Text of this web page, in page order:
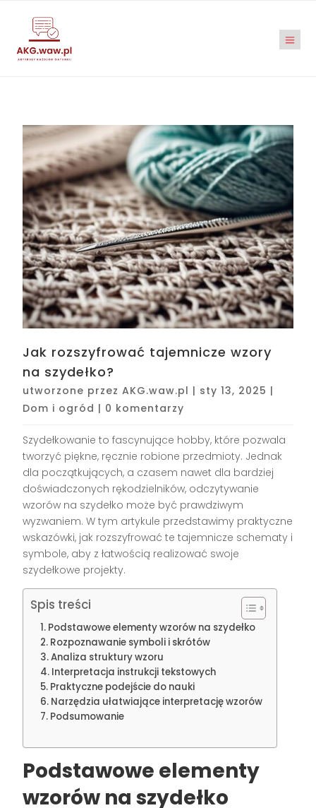
Jak rozszyfrować tajemnicze wzory
na szydełko?
utworzone przezAKG.waw.pl | sty 13, 2025 |
Dom i ogród | 0 komentarzy
Szydełkowanie to fascynujące hobby, które pozwala
tworzyć piękne, ręcznie robione przedmioty. Jednak
dla początkujących, a czasem nawet dla bardziej
doświadczonych rękodzielników, odczytywanie
wzorów na szydełko może być prawdziwym
wyzwaniem. W tym artykule przedstawimy praktyczne
wskazówki, jak rozszyfrować te tajemnicze schematy i
symbole, aby z łatwością realizować swoje
szydełkowe projekty.
Spis treści
Podstawowe elementy wzorów na szydełko
Rozpoznawanie symboli i skrótów
Analiza struktury wzoru
Interpretacja instrukcji tekstowych
Praktyczne podejście do nauki
Narzędzia ułatwiające interpretację wzorów
Podsumowanie
Podstawowe elementy
wzorów na szydełko